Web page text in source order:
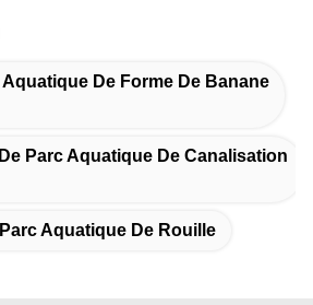
De Forme De Banane
Parc Aquatique De Canalisation
Aquatique De Rouille